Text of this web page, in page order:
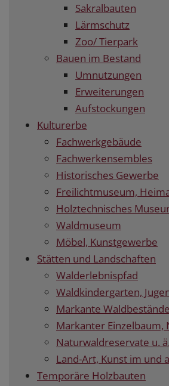
Sakralbauten
Lärmschutz
Zoo/ Tierpark
Bauen im Bestand
Umnutzungen
Erweiterungen
Aufstockungen
Kulturerbe
Fachwerkgebäude
Fachwerkensembles
Historisches Gewerbe
Freilichtmuseum,
Holztechnisches
Waldmuseum
Möbel, Kunstgewerbe
Stätten und Landschaften
Walderlebnispfad
Waldkindergarten,
Markante Waldbestände
Markanter Einzelbaum,
Naturwaldreservate u. ä.
Land-Art, Kunst im und
Temporäre Holzbauten